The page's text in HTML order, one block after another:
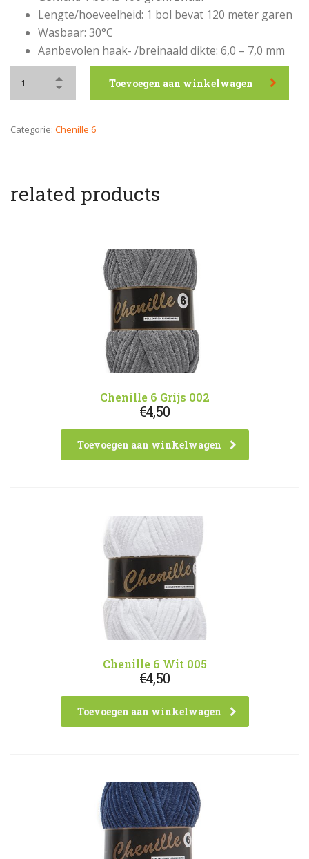
Lengte/hoeveelheid: 1 bol bevat 120 meter garen
Wasbaar: 30°C
Aanbevolen haak- /breinaald dikte: 6,0 – 7,0 mm
Toevoegen aan winkelwagen
Categorie: Chenille 6
related products
Chenille 6 Grijs 002
€4,50
Toevoegen aan winkelwagen
Chenille 6 Wit 005
€4,50
Toevoegen aan winkelwagen